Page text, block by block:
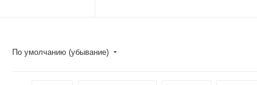
По умолчанию (убывание)